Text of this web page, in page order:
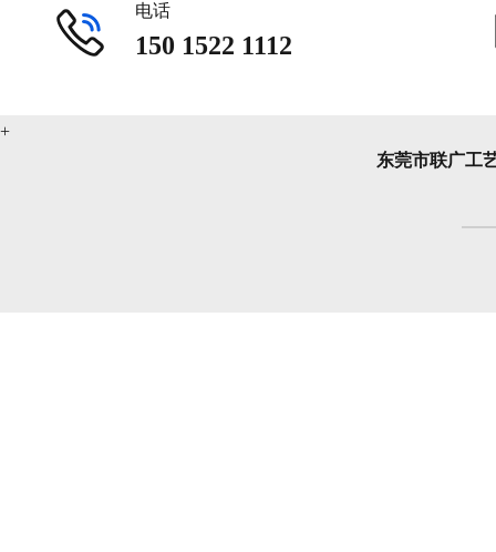
电话
150 1522 1112
东莞市联广工